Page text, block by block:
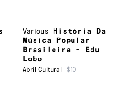
Various
História Da
Música Popular
Brasileira - Edu
Lobo
Abril Cultural $10